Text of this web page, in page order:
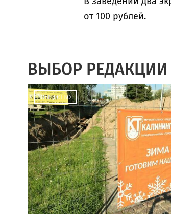
от 100 рублей.
ВЫБОР РЕДАКЦИИ
ОБЩЕСТВО